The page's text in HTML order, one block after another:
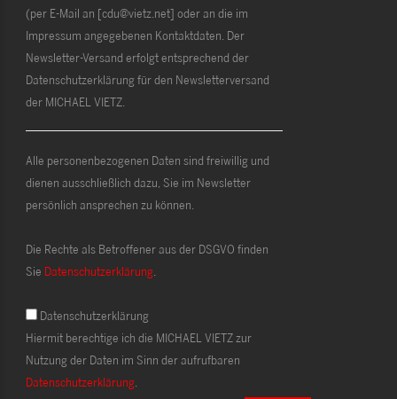
(per E-Mail an [cdu@vietz.net] oder an die im
Impressum angegebenen Kontaktdaten. Der
Newsletter-Versand erfolgt entsprechend der
Datenschutzerklärung für den Newsletterversand
der MICHAEL VIETZ.
Alle personenbezogenen Daten sind freiwillig und
dienen ausschließlich dazu, Sie im Newsletter
persönlich ansprechen zu können.
Die Rechte als Betroffener aus der DSGVO finden
Sie Datenschutzerklärung.
Datenschutzerklärung
Hiermit berechtige ich die MICHAEL VIETZ zur
Nutzung der Daten im Sinn der aufrufbaren
Datenschutzerklärung.